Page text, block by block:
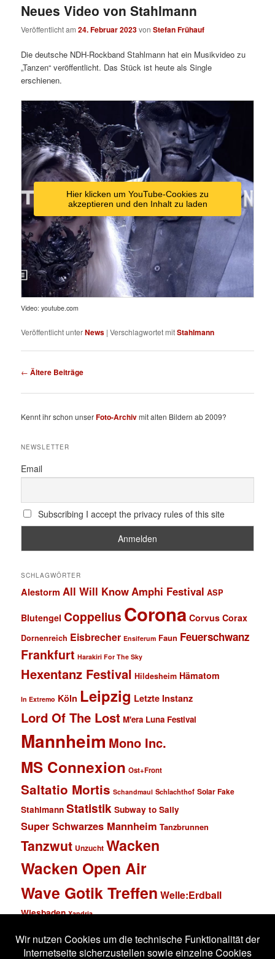
Neues Video von Stahlmann
Veröffentlicht am24. Februar 2023vonStefan Frühauf
Die deutsche NDH-Rockband Stahlmann hat ein Musikvideo zu
„Tanzen“ veröffentlicht. Das Stück ist heute als Single
erschienen.
Hier klicken um YouTube-Cookies zu
akzeptieren und den Inhalt zu laden
Video: youtube.com
Veröffentlicht unterNews |Verschlagwortet mitStahlmann
Beitragsnavigation
← Ältere Beiträge
Kennt ihr schon unserFoto-Archivmit alten Bildern ab 2009?
NEWSLETTER
Email
Subscribing I accept the privacy rules of this site
SCHLAGWÖRTER
Alestorm All Will KnowAmphi Festival ASP
Blutengel Coppelius Corona Corvus Corax
Dornenreich Eisbrecher Ensiferum Faun Feuerschwanz
Frankfurt Harakiri For The Sky
Hexentanz Festival Hildesheim Hämatom
In Extremo Köln Leipzig Letzte Instanz
Lord Of The Lost M'era Luna Festival
Mannheim Mono Inc.
MS Connexion Ost+Front
Saltatio Mortis Schandmaul Schlachthof Solar Fake
Stahlmann Statistik Subway to Sally
Super Schwarzes Mannheim Tanzbrunnen
Tanzwut Unzucht Wacken
Wacken Open Air
Wave Gotik Treffen Welle:Erdball
Wiesbaden Xandria
Impressum